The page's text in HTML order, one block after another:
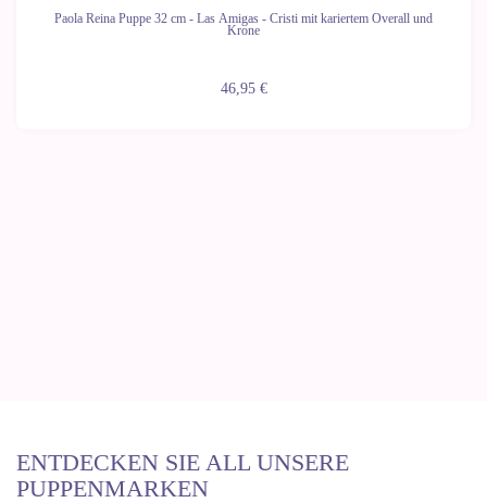
Paola Reina Puppe 32 cm - Las Amigas - Cristi mit kariertem Overall und
Krone
46,95 €
ENTDECKEN SIE ALL UNSERE
PUPPENMARKEN